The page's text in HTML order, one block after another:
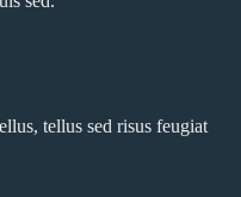
tellus sed risus feugiat